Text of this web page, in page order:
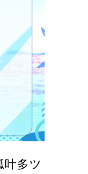
叶多ツ